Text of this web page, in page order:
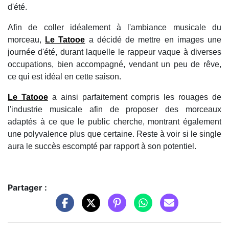
d'été.
Afin de coller idéalement à l'ambiance musicale du
morceau,
Le Tatooe a décidé de mettre en images une
journée d'été, durant laquelle le rappeur vaque à diverses
occupations, bien accompagné, vendant un peu de rêve,
ce qui est idéal en cette saison.
Le Tatooea ainsi parfaitement compris les rouages de
l'industrie musicale afin de proposer des morceaux
adaptés à ce que le public cherche, montrant également
une polyvalence plus que certaine. Reste à voir si le single
aura le succès escompté par rapport à son potentiel.
Partager :